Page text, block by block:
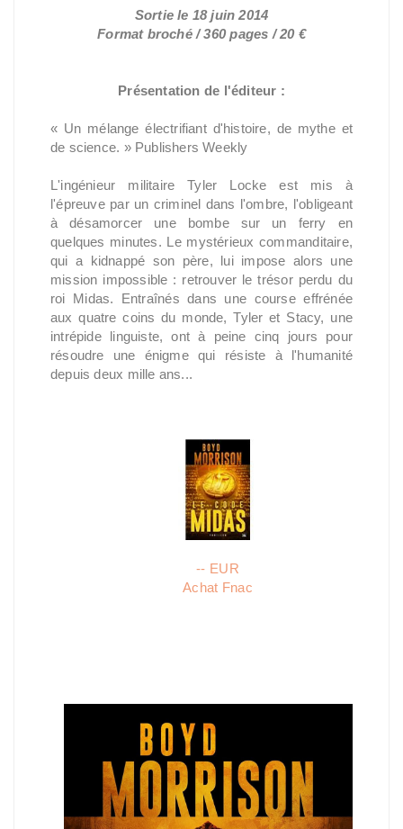
Sortie le 18 juin 2014
Format broché / 360 pages / 20 €
Présentation de l'éditeur :
« Un mélange électrifiant d'histoire, de mythe et
de science. » Publishers Weekly
L'ingénieur militaire Tyler Locke est mis à
l'épreuve par un criminel dans l'ombre, l'obligeant
à désamorcer une bombe sur un ferry en
quelques minutes. Le mystérieux commanditaire,
qui a kidnappé son père, lui impose alors une
mission impossible : retrouver le trésor perdu du
roi Midas. Entraînés dans une course effrénée
aux quatre coins du monde, Tyler et Stacy, une
intrépide linguiste, ont à peine cinq jours pour
résoudre une énigme qui résiste à l'humanité
depuis deux mille ans...
-- EUR
Achat Fnac